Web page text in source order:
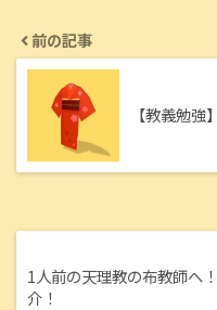
前の記事
【教義勉
1人前の天理教の布教師へ
介！